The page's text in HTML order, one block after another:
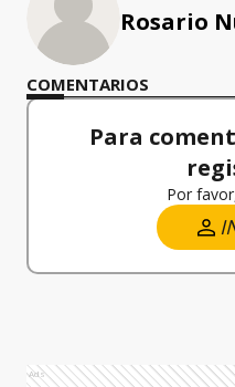
Rosario
COMENTARIOS
Para
Por
Ads